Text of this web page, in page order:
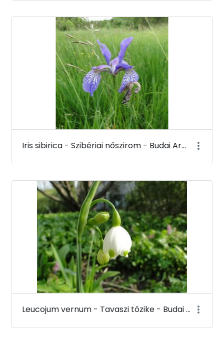
Iris sibirica - Szibériai nőszirom - Budai Arborétum
Leucojum vernum - Tavaszi tőzike - Budai Arborétum